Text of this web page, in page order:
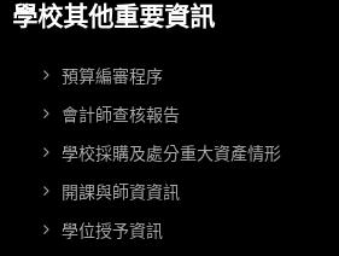
學校其他重要資訊
預算編審程序
會計師查核報告
學校採購及處分重大資產情形
開課與師資資訊
學位授予資訊